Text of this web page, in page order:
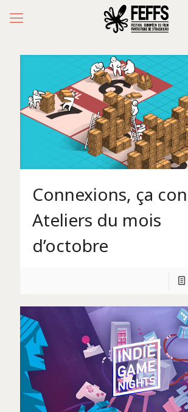
Connexions, ça
Ateliers du mois
d’octobre